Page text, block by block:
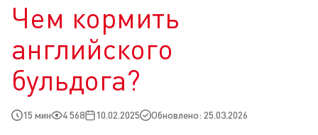
Чем кормить
английского
бульдога?
15 мин 4 568 10.02.2025 Обновлено: 25.03.2026